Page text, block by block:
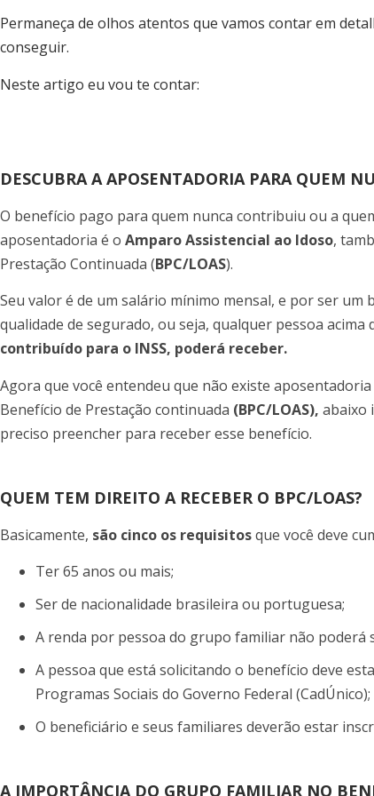
Permaneça de olhos atentos que vamos contar em
conseguir.
Neste artigo eu vou te contar:
DESCUBRA A APOSENTADORIA PARA QUEM
O benefício pago para quem nunca contribuiu ou a
aposentadoria é o Amparo Assistencial ao Idoso,
Prestação Continuada (BPC/LOAS).
Seu valor é de um salário mínimo mensal, e por ser um
qualidade de segurado, ou seja, qualquer pessoa acima
contribuído para o INSS, poderá receber.
Agora que você entendeu que não existe
Benefício de Prestação continuada (BPC/LOAS), abaixo
preciso preencher para receber esse benefício.
QUEM TEM DIREITO A RECEBER O BPC/LOAS?
Basicamente, são cinco os requisitosque você deve
Ter 65 anos ou mais;
Ser de nacionalidade brasileira ou portuguesa;
A renda por pessoa do grupo familiar não
A pessoa que está solicitando o benefício deve
Programas Sociais do Governo Federal (CadÚnico);
O beneficiário e seus familiares deverão estar
A IMPORTÂNCIA DO GRUPO FAMILIAR NO